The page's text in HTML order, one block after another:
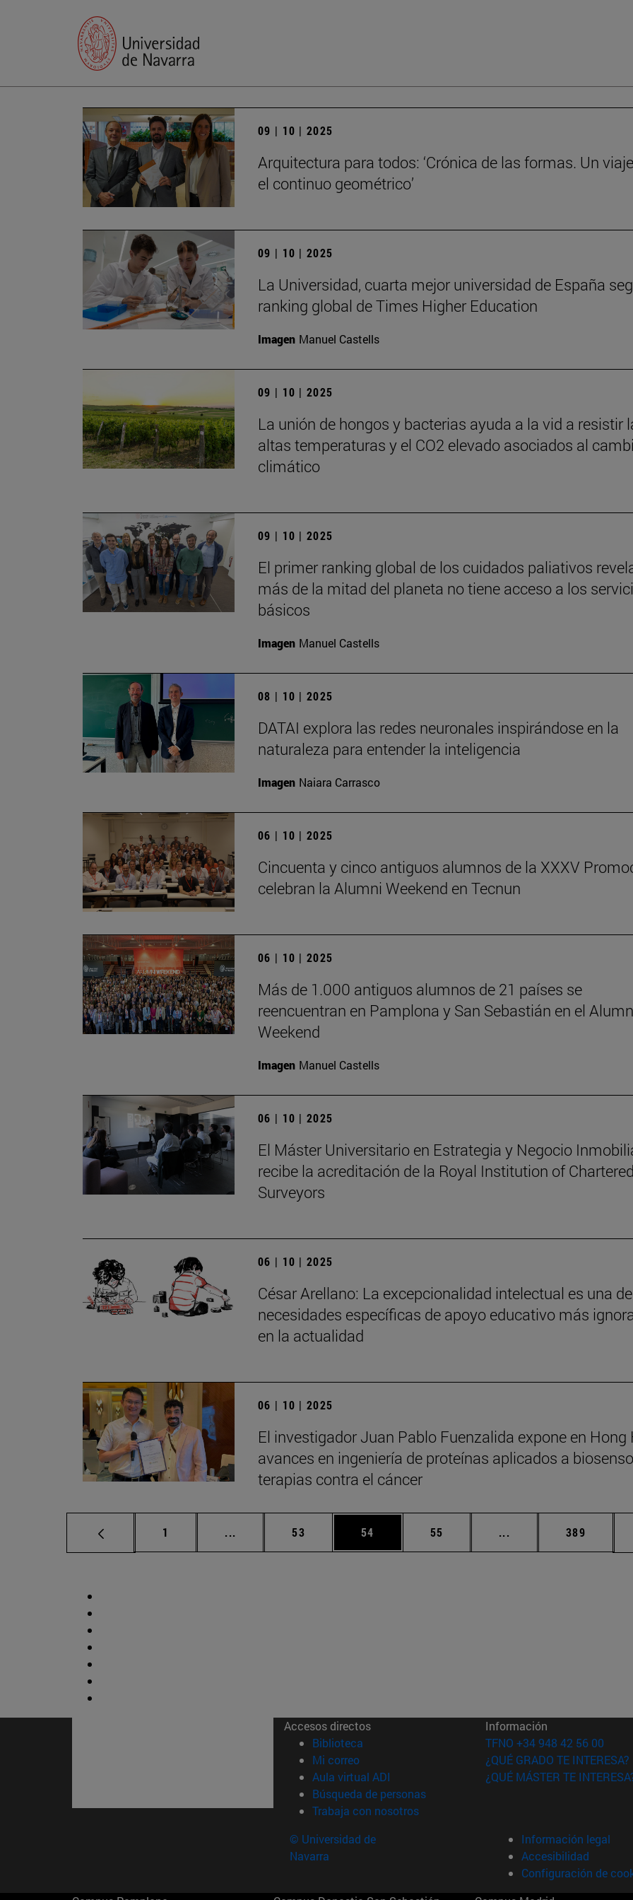
09 | 10 | 2025
Arquitectura para todos: ‘Crónica de las formas. Un
el continuo geométrico’
09 | 10 | 2025
La Universidad, cuarta mejor universidad de España
ranking global de Times Higher Education
Imagen Manuel Castells
09 | 10 | 2025
La unión de hongos y bacterias ayuda a la vid a resistir
altas temperaturas y el CO2 elevado asociados al
climático
09 | 10 | 2025
El primer ranking global de los cuidados paliativos
más de la mitad del planeta no tiene acceso a los
básicos
Imagen Manuel Castells
08 | 10 | 2025
DATAI explora las redes neuronales inspirándose en la
naturaleza para entender la inteligencia
Imagen Naiara Carrasco
06 | 10 | 2025
Cincuenta y cinco antiguos alumnos de la XXXV
celebran la Alumni Weekend en Tecnun
06 | 10 | 2025
Más de 1.000 antiguos alumnos de 21 países se
reencuentran en Pamplona y San Sebastián en el
Weekend
Imagen Manuel Castells
06 | 10 | 2025
El Máster Universitario en Estrategia y Negocio
recibe la acreditación de la Royal Institution of
Surveyors
06 | 10 | 2025
César Arellano: La excepcionalidad intelectual es una
necesidades específicas de apoyo educativo más
en la actualidad
06 | 10 | 2025
El investigador Juan Pablo Fuenzalida expone en Hong
avances en ingeniería de proteínas aplicados a
terapias contra el cáncer
Página
1 ... Páginas intermedias Use TAB para desplazarse.
Página
53 Página
54 Página
55 ... Páginas intermedias
Página
389
Accesos directos
Biblioteca (abre en nueva ventana)
Mi correo(abre en nueva ventana)
Aula virtual ADI (abre en nueva ventana)
Búsqueda de personas(abre en nueva ventana)
Trabaja con nosotros(abre en nueva ventana)
Información
TFNO +34 948 42 56 00
¿QUÉ GRADO TE INTERESA?
¿QUÉ MÁSTER TE
© Universidad de
Navarra
Información legal
Accesibilidad
Configuración de